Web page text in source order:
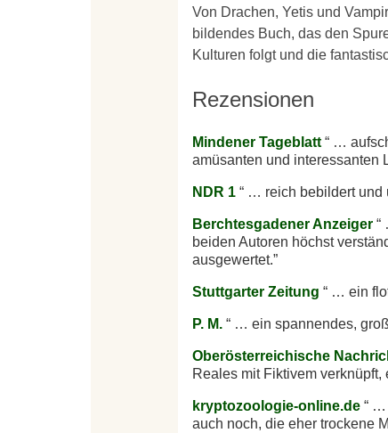
Von Drachen, Yetis und
bildendes Buch, das den
Kulturen folgt und die
Rezensionen
Mindener Tageblatt …
amüsanten und interessanten
NDR 1 … reich bebildert und
Berchtesgadener Anzeiger
beiden Autoren höchst
ausgewertet.
Stuttgarter Zeitung … ein
P. M. … ein spannendes,
Oberösterreichische
Reales mit Fiktivem
kryptozoologie-online.de …
auch noch, die eher trockene